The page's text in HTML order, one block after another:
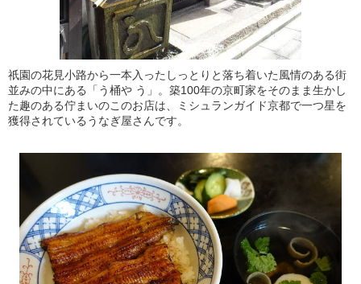
祇園の花見小路から一本入ったしっとりと落ち着いた風情のある街
並みの中にある「う桶や う」。築100年の京町家をそのまま生かし
た趣のある佇まいのこのお店は、ミシュランガイド京都で一つ星を
獲得されているうなぎ屋さんです。